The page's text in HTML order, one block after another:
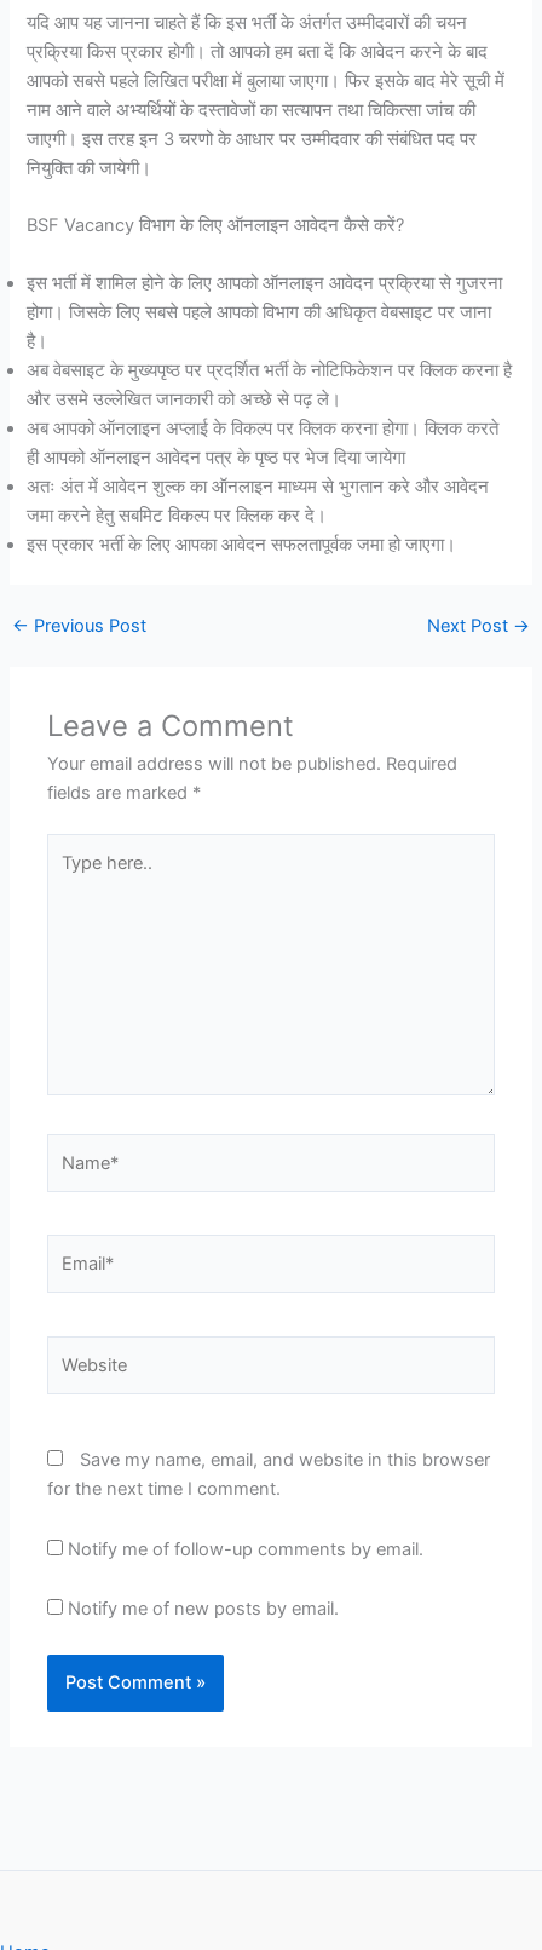
यदि आप यह जानना चाहते हैं कि इस भर्ती के अंतर्गत उम्मीदवारों की चयन
प्रक्रिया किस प्रकार होगी। तो आपको हम बता दें कि आवेदन करने के बाद
आपको सबसे पहले लिखित परीक्षा में बुलाया जाएगा। फिर इसके बाद मेरे सूची में
नाम आने वाले अभ्यर्थियों के दस्तावेजों का सत्यापन तथा चिकित्सा जांच की
जाएगी। इस तरह इन 3 चरणो के आधार पर उम्मीदवार की संबंधित पद पर
नियुक्ति की जायेगी।
BSF Vacancy विभाग के लिए ऑनलाइन आवेदन कैसे करें?
इस भर्ती में शामिल होने के लिए आपको ऑनलाइन आवेदन प्रक्रिया से गुजरना
होगा। जिसके लिए सबसे पहले आपको विभाग की अधिकृत वेबसाइट पर जाना
है।
अब वेबसाइट के मुख्यपृष्ठ पर प्रदर्शित भर्ती के नोटिफिकेशन पर क्लिक करना है
और उसमे उल्लेखित जानकारी को अच्छे से पढ़ ले।
अब आपको ऑनलाइन अप्लाई के विकल्प पर क्लिक करना होगा। क्लिक करते
ही आपको ऑनलाइन आवेदन पत्र के पृष्ठ पर भेज दिया जायेगा
अतः अंत में आवेदन शुल्क का ऑनलाइन माध्यम से भुगतान करे और आवेदन
जमा करने हेतु सबमिट विकल्प पर क्लिक कर दे।
इस प्रकार भर्ती के लिए आपका आवेदन सफलतापूर्वक जमा हो जाएगा।
← Previous Post Next Post →
Leave a Comment
Your email address will not be published. Required
fields are marked *
here..
Save my name, email, and website in this browser
for the next time I comment.
Notify me of follow-up comments by email.
Notify me of new posts by email.